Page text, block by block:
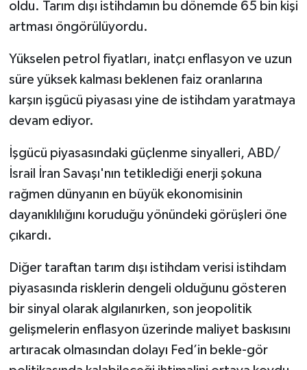
oldu. Tarım dışı istihdamın bu dönemde 65 bin kişi
artması öngörülüyordu.
Yükselen petrol fiyatları, inatçı enflasyon ve uzun
süre yüksek kalması beklenen faiz oranlarına
karşın işgücü piyasası yine de istihdam yaratmaya
devam ediyor.
İşgücü piyasasındaki güçlenme sinyalleri, ABD/
İsrail İran Savaşı'nın tetiklediği enerji şokuna
rağmen dünyanın en büyük ekonomisinin
dayanıklılığını koruduğu yönündeki görüşleri öne
çıkardı.
Diğer taraftan tarım dışı istihdam verisi istihdam
piyasasında risklerin dengeli olduğunu gösteren
bir sinyal olarak algılanırken, son jeopolitik
gelişmelerin enflasyon üzerinde maliyet baskısını
artıracak olmasından dolayı Fed’in bekle-gör